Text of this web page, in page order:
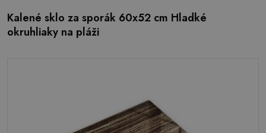
Kalené sklo za sporák 60x52 cm Hladké
okruhliaky na pláži